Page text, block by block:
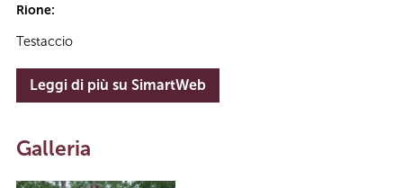
Rione:
Testaccio
Leggi di più su SimartWeb
Galleria